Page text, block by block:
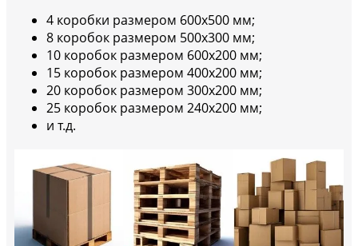
4 коробки размером 600х500 мм;
8 коробок размером 500х300 мм;
10 коробок размером 600х200 мм;
15 коробок размером 400х200 мм;
20 коробок размером 300х200 мм;
25 коробок размером 240х200 мм;
и т.д.